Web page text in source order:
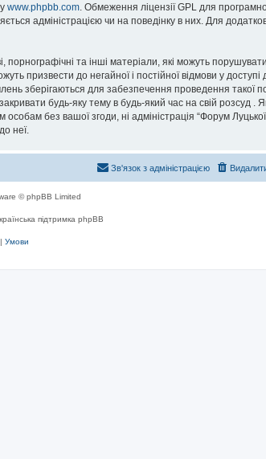
www.phpbb.com . Обмеження ліцензії GPL для
адміністрацією чи на поведінку в них. Для
та інші матеріали, які можуть
призвести до негайної і постійної відмови у
зберігаються для забезпечення проведення такої
будь-яку тему в будь-який час на свій розсуд .
без вашої згоди, ні адміністрація “Форум
неї.
Зв'язок з адміністрацією
© phpBB Limited
підтримка phpBB
| Умови